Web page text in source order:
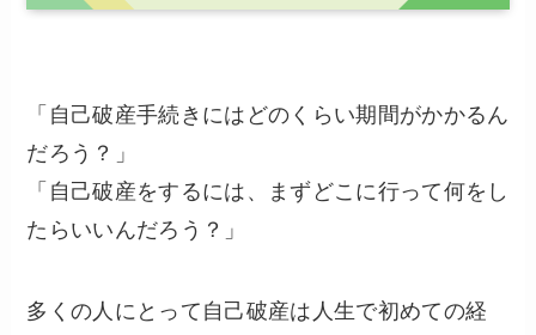
「自己破産手続きにはどのくらい期間がかかるん
だろう？」
「自己破産をするには、まずどこに行って何をし
たらいいんだろう？」
多くの人にとって自己破産は人生で初めての経